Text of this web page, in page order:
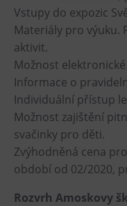
Heligonka
HopJump
Climbing center
Creative Academy
National Museum
Tours
Dolní Vítkovice
Mining Museum
Vstupy do expozic
Materiály pro výuku.
aktivit.
Možnost
Informace o
Individuální přístup
Možnost zajištění
svačinky pro děti.
Zvýhodněná cena
období od 02/2020,
Rozvrh Amoskovy